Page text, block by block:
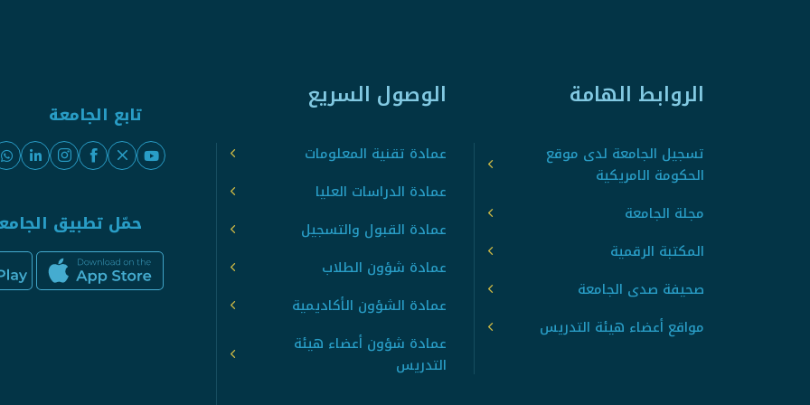
الروابط الهامة
تسجيل الجامعة لدى موقع
الحكومة الامريكية
مجلة الجامعة
المكتبة الرقمية
صحيفة صدى الجامعة
مواقع أعضاء هيئة التدريس
الوصول السريع
عمادة تقنية المعلومات
عمادة الدراسات العليا
عمادة القبول والتسجيل
عمادة شؤون الطلاب
عمادة الشؤون الأكاديمية
عمادة شؤون أعضاء هيئة
التدريس
تابع الجامعة
حمّل تطبيق